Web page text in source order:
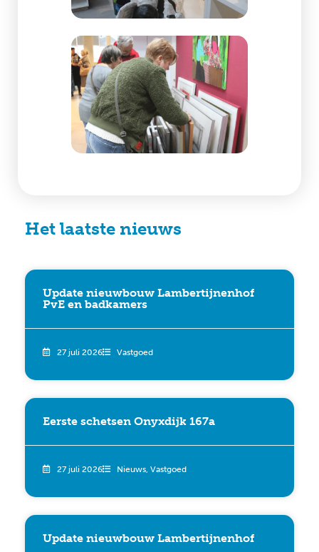
Het laatste nieuws
Update nieuwbouw Lambertijnenhof
PvE en badkamers
27 juli 2026 Vastgoed
Eerste schetsen Onyxdijk 167a
27 juli 2026 Nieuws Vastgoed
Update nieuwbouw Lambertijnenhof